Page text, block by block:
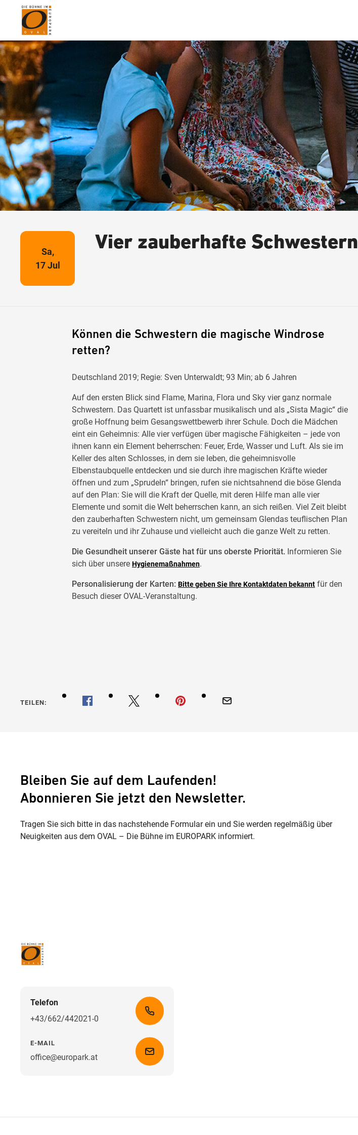
Sa,
17 Jul
Vier zauberhafte Schwestern
Können die Schwestern die magische Windrose
retten?
Deutschland 2019; Regie: Sven Unterwaldt; 93 Min; ab 6 Jahren
Auf den ersten Blick sind Flame, Marina, Flora und Sky vier ganz normale
Schwestern. Das Quartett ist unfassbar musikalisch und als „Sista Magic“ die
große Hoffnung beim Gesangswettbewerb ihrer Schule. Doch die Mädchen
eint ein Geheimnis: Alle vier verfügen über magische Fähigkeiten – jede von
ihnen kann ein Element beherrschen: Feuer, Erde, Wasser und Luft. Als sie im
Keller des alten Schlosses, in dem sie leben, die geheimnisvolle
Elbenstaubquelle entdecken und sie durch ihre magischen Kräfte wieder
öffnen und zum „Sprudeln“ bringen, rufen sie nichtsahnend die böse Glenda
auf den Plan: Sie will die Kraft der Quelle, mit deren Hilfe man alle vier
Elemente und somit die Welt beherrschen kann, an sich reißen. Viel Zeit bleibt
den zauberhaften Schwestern nicht, um gemeinsam Glendas teuflischen Plan
zu vereiteln und ihr Zuhause und vielleicht auch die ganze Welt zu retten.
Die Gesundheit unserer Gäste hat für uns oberste Priorität. Informieren Sie
sich über unsere Hygienemaßnahmen.
Personalisierung der Karten: Bitte geben Sie Ihre Kontaktdaten bekannt für den
Besuch dieser OVAL-Veranstaltung.
TEILEN:
Bleiben Sie auf dem Laufenden!
Abonnieren Sie jetzt den Newsletter.
Tragen Sie sich bitte in das nachstehende Formular ein und Sie werden regelmäßig über
Neuigkeiten aus dem OVAL – Die Bühne im EUROPARK informiert.
Telefon
+43/662/442021-0
E-MAIL
office@europark.at